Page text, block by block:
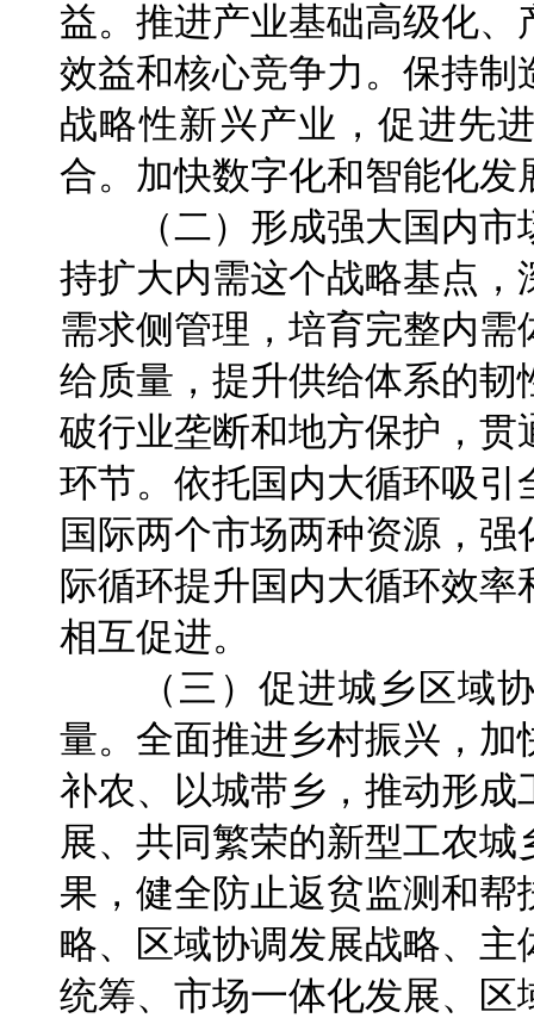
益。推进产业基础高级化
效益和核心竞争力。保持
战略性新兴产业，促进先
合。加快数字化和智能化
（二）形成强大国内市
持扩大内需这个战略基点
需求侧管理，培育完整内
给质量，提升供给体系的
破行业垄断和地方保护，
环节。依托国内大循环吸
国际两个市场两种资源，
际循环提升国内大循环效
相互促进。
（三）促进城乡区域协
量。全面推进乡村振兴，
补农、以城带乡，推动形
展、共同繁荣的新型工农
果，健全防止返贫监测和
略、区域协调发展战略、
统筹、市场一体化发展、